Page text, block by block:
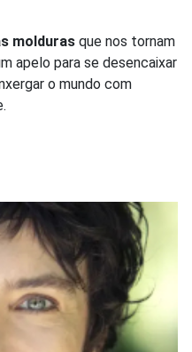
molduras que nos tornam
apelo para se desencaixar
o mundo com